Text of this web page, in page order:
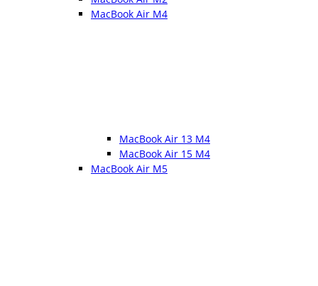
MacBook Air M4
MacBook Air 13 M4
MacBook Air 15 M4
MacBook Air M5